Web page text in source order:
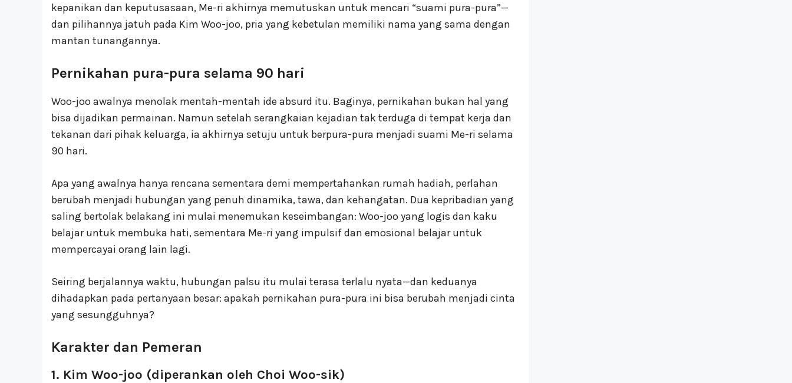
kepanikan dan keputusasaan, Me-ri akhirnya memutuskan untuk mencari “suami pura-pura”—
dan pilihannya jatuh pada Kim Woo-joo, pria yang kebetulan memiliki nama yang sama dengan
mantan tunangannya.
Pernikahan pura-pura selama 90 hari
Woo-joo awalnya menolak mentah-mentah ide absurd itu. Baginya, pernikahan bukan hal yang
bisa dijadikan permainan. Namun setelah serangkaian kejadian tak terduga di tempat kerja dan
tekanan dari pihak keluarga, ia akhirnya setuju untuk berpura-pura menjadi suami Me-ri selama
90 hari.
Apa yang awalnya hanya rencana sementara demi mempertahankan rumah hadiah, perlahan
berubah menjadi hubungan yang penuh dinamika, tawa, dan kehangatan. Dua kepribadian yang
saling bertolak belakang ini mulai menemukan keseimbangan: Woo-joo yang logis dan kaku
belajar untuk membuka hati, sementara Me-ri yang impulsif dan emosional belajar untuk
mempercayai orang lain lagi.
Seiring berjalannya waktu, hubungan palsu itu mulai terasa terlalu nyata—dan keduanya
dihadapkan pada pertanyaan besar: apakah pernikahan pura-pura ini bisa berubah menjadi cinta
yang sesungguhnya?
Karakter dan Pemeran
1. Kim Woo-joo (diperankan oleh Choi Woo-sik)